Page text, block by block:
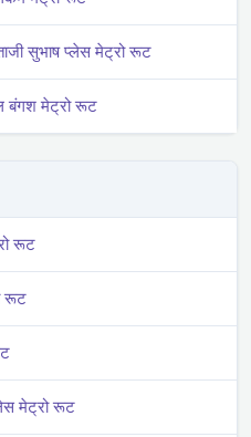
सुभाष प्लेस मेट्रो रूट
बंगश मेट्रो रूट
रूट
रूट
मेट्रो रूट